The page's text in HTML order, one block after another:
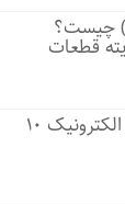
چیست؟
قطعات
میکرو دیزاینر الکترونیک ۱۰